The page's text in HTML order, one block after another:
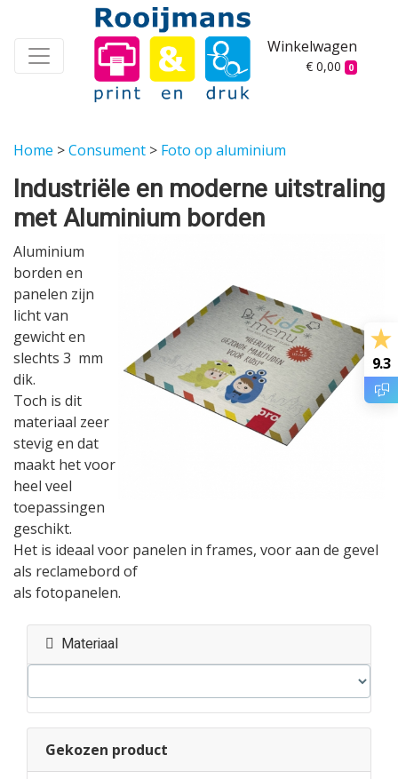
Winkelwagen
€ 0,00 0
Home >Consument > Foto op aluminium
Industriële en moderne uitstraling
met Aluminium borden
Aluminium
borden en
panelen zijn
licht van
gewicht en
slechts 3 mm
dik.
Toch is dit
materiaal zeer
stevig en dat
maakt het voor
heel veel
toepassingen
geschikt.
Het is ideaal voor panelen in frames, voor aan de gevel
als reclamebord of
als fotopanelen.
Materiaal
Gekozen product
9.3